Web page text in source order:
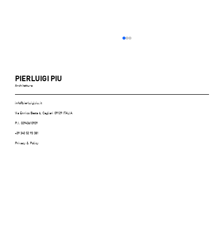
PIERLUIGI PIU
Architettura
+39 340 52 93 381
Via Enrico Besta 6, Cagliari 09129 ITALIA
info@pierluigipiu.it
P.I. 02943610929
Privacy & Policy